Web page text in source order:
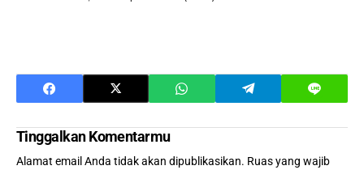
Tinggalkan Komentarmu
Alamat email Anda tidak akan dipublikasikan. Ruas yang wajib